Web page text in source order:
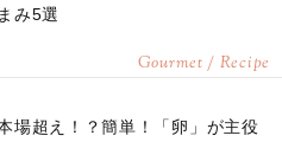
み5選
Gourmet / Recipe
場超え！？簡単！「卵」が主役